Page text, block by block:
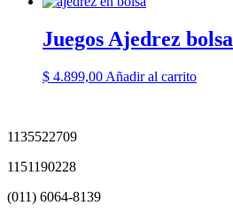
Juegos Ajedrez bolsa
$ 4.899,00 Añadir al carrito
1135522709
1151190228
(011) 6064-8139